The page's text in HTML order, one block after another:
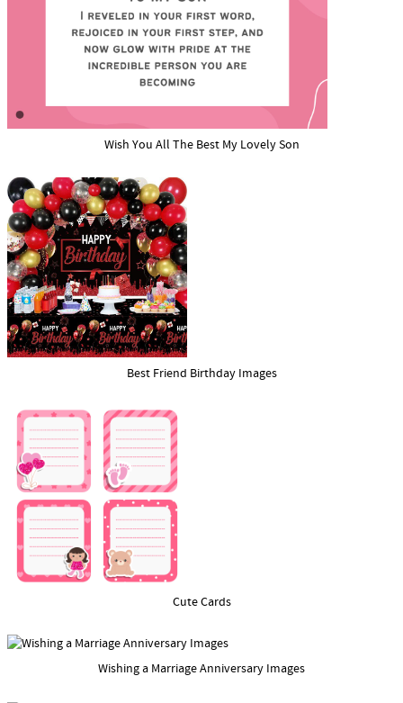
Wish You All The Best My Lovely Son
Best Friend Birthday Images
Cute Cards
Wishing a Marriage Anniversary Images